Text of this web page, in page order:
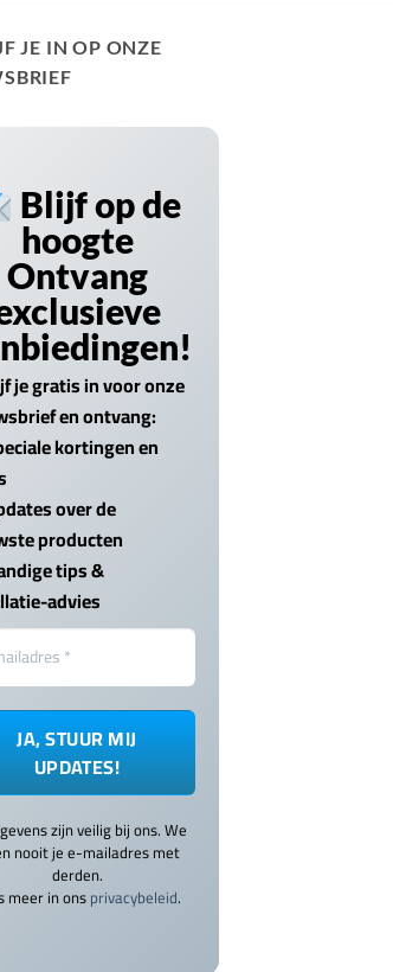
JE IN OP ONZE
Blijf op de
hoogte
Ontvang
je gratis in voor onze
en ontvang:
kortingen en
over de
producten
tips &
advies
zijn veilig bij ons. We
nooit je e-mailadres met
derden.
meer in onsprivacybeleid.